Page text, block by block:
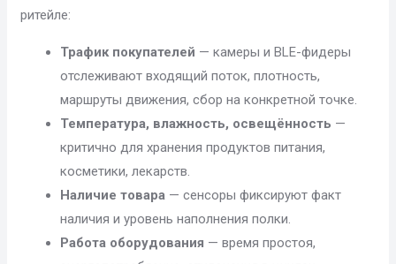
ритейле:
Трафик покупателей — камеры и BLE-фидеры
отслеживают входящий поток, плотность,
маршруты движения, сбор на конкретной точке.
Температура, влажность, освещённость —
критично для хранения продуктов питания,
косметики, лекарств.
Наличие товара — сенсоры фиксируют факт
наличия и уровень наполнения полки.
Работа оборудования — время простоя,